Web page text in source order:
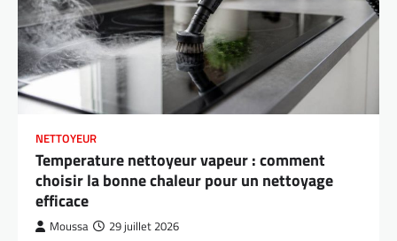
NETTOYEUR
Temperature nettoyeur vapeur : comment
choisir la bonne chaleur pour un nettoyage
efficace
Moussa 29 juillet 2026